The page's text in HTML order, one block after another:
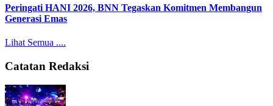
Peringati HANI 2026, BNN Tegaskan Komitmen Membangun
Generasi Emas
Lihat Semua ....
Catatan Redaksi